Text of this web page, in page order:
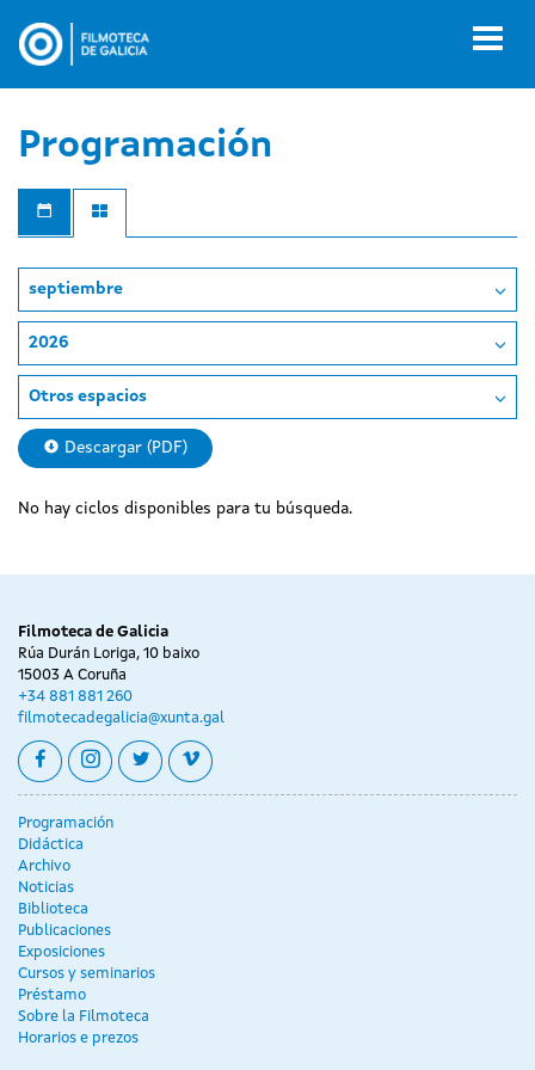
contenido
Programación
septiembre
2026
Otros espacios
Descargar (PDF)
No hay ciclos disponibles para tu búsqueda.
Filmoteca de Galicia
Rúa Durán Loriga, 10 baixo
15003 A Coruña
+34 881 881 260
filmotecadegalicia@xunta.gal
facebookinstagram
twittervimeo
Programación
Didáctica
Archivo
Noticias
Biblioteca
Publicaciones
Exposiciones
Cursos y seminarios
Préstamo
Sobre la Filmoteca
Horarios e prezos